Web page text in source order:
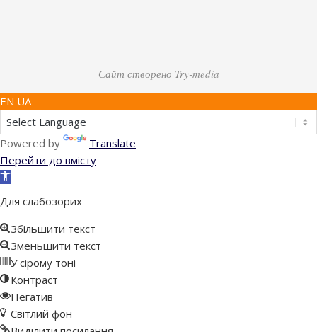
Сайт створено Try-media
EN UA
Powered by
Translate
Перейти до вмісту
Відкрити
інструментів
Для слабозорих
Збільшити текст
Зменьшити текст
У сірому тоні
Контраст
Негатив
Світлий фон